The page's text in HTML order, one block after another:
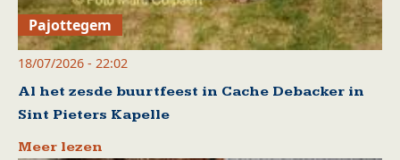
Pajottegem
18/07/2026 - 22:02
Al het zesde buurtfeest in Cache Debacker in
Sint Pieters Kapelle
Meer lezen